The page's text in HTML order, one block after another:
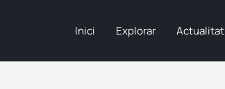
Inici Explorar Actualitat